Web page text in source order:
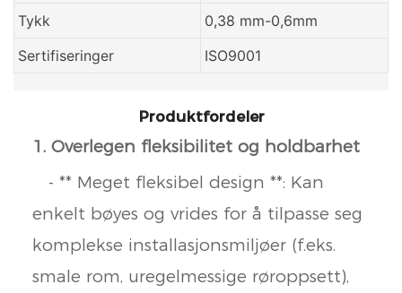
Tykk
0,38 mm-0,6mm
Sertifiseringer
ISO9001
Produktfordeler
1. Overlegen fleksibilitet og holdbarhet
- ** Meget fleksibel design **: Kan
enkelt bøyes og vrides for å tilpasse seg
komplekse installasjonsmiljøer (f.eks.
smale rom, uregelmessige røroppsett),